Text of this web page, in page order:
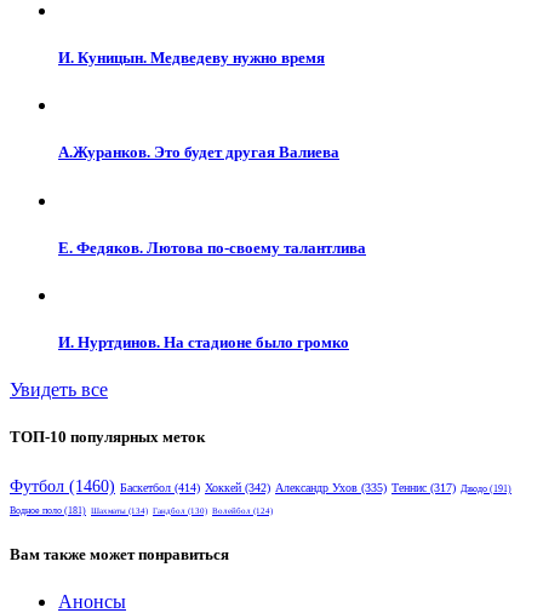
И. Куницын. Медведеву нужно время
А.Журанков. Это будет другая Валиева
Е. Федяков. Лютова по-своему талантлива
И. Нуртдинов. На стадионе было громко
Увидеть все
ТОП-10 популярных меток
Футбол (1460) Баскетбол (414) Хоккей (342) Александр Ухов (335) Теннис (317) Дзюдо (191)
Водное поло (181) Шахматы (134) Гандбол (130) Волейбол (124)
Вам также может понравиться
Анонсы